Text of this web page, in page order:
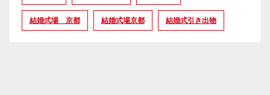
結婚式場 京都 結婚式場京都 結婚式引き出物